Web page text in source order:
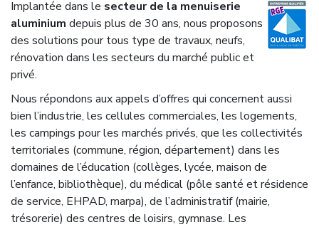
Implantée dans le secteur de la menuiserie
aluminium depuis plus de 30 ans, nous proposons
des solutions pour tous type de travaux, neufs,
rénovation dans les secteurs du marché public et
privé.
Nous répondons aux appels d’offres qui concernent aussi
bien l’industrie, les cellules commerciales, les logements,
les campings pour les marchés privés, que les collectivités
territoriales (commune, région, département) dans les
domaines de l’éducation (collèges, lycée, maison de
l’enfance, bibliothèque), du médical (pôle santé et résidence
de service, EHPAD, marpa), de l’administratif (mairie,
trésorerie) des centres de loisirs, gymnase. Les